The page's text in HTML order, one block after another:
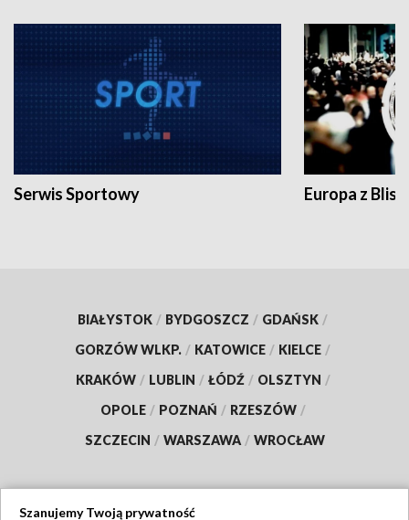
Serwis Sportowy Europa z
BIAŁYSTOK / BYDGOSZCZ / GDAŃSK /
GORZÓW WLKP. / KATOWICE / KIELCE /
KRAKÓW / LUBLIN / ŁÓDŹ / OLSZTYN /
OPOLE / POZNAŃ / RZESZÓW /
SZCZECIN / WARSZAWA / WROCŁAW
Szanujemy Twoją prywatność